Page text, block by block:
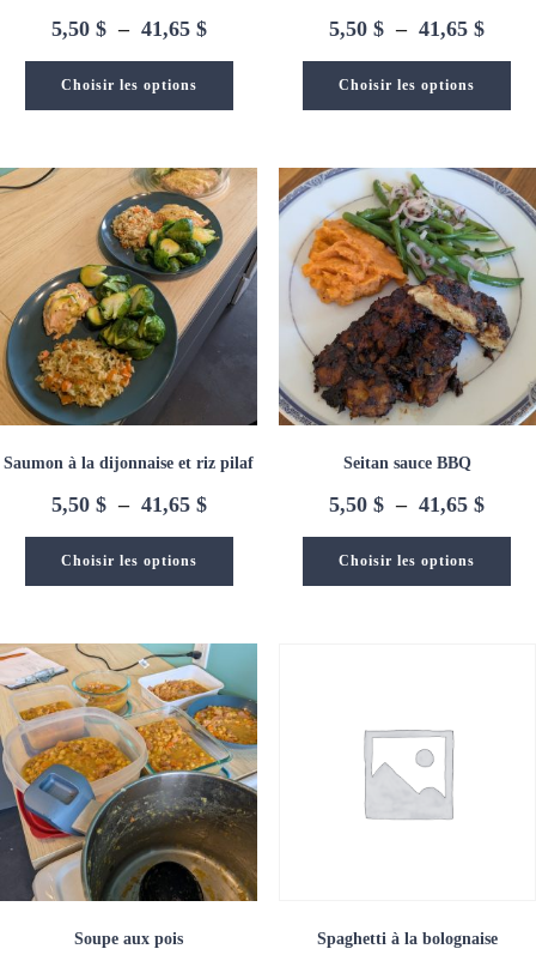
5,50 $ – 41,65 $Plage
Choisir les options
5,50$ – 41,65$Plage
Choisir les options
Saumon à la dijonnaise et riz pilaf
5,50 $ – 41,65 $Plage
Choisir les options
Seitan sauce BBQ
5,50$ – 41,65$Plage
Choisir les options
Soupe aux pois Spaghetti à la bolognaise